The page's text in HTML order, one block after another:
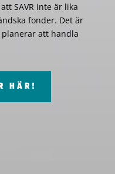
SAVR inte är lika
fonder. Det är
att handla
HÄR!